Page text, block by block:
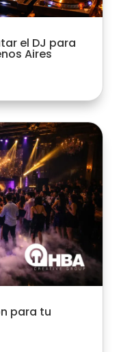
el DJ para
Aires
para tu